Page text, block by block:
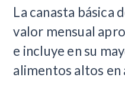
La canasta básica
valor mensual
e incluye en su
alimentos altos en